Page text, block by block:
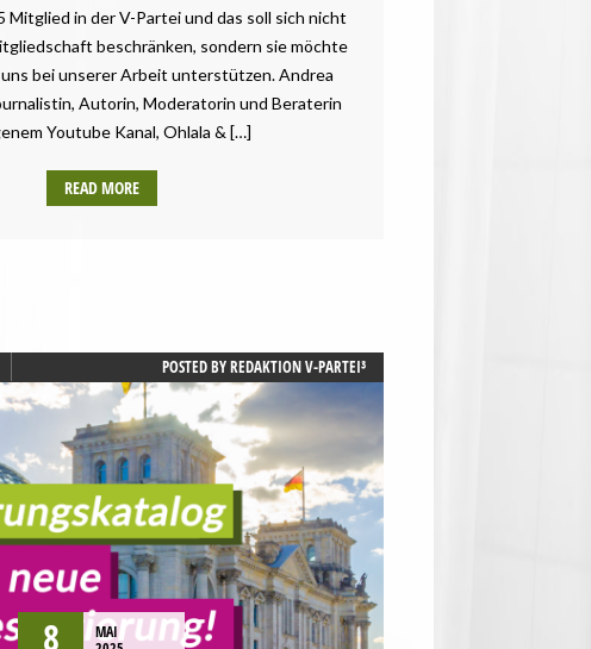
Mitglied in der V-Partei und das soll sich nicht
beschränken, sondern sie möchte
bei unserer Arbeit unterstützen. Andrea
Autorin, Moderatorin und Beraterin
Youtube Kanal, Ohlala & […]
READ MORE
POSTED BYREDAKTION V-PARTEI³
8
MAI